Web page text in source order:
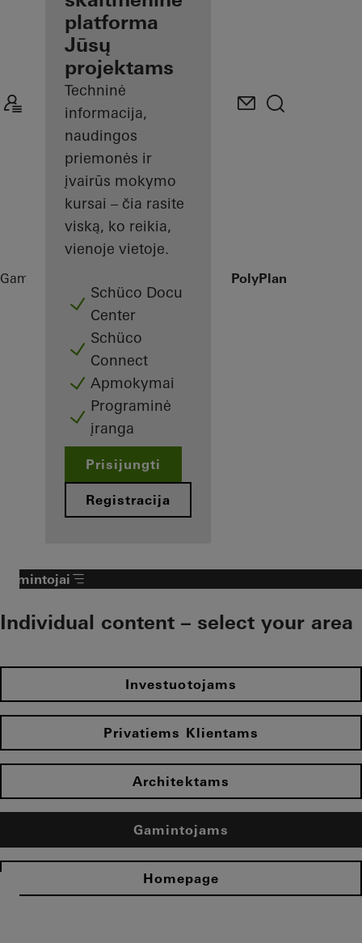
gamintojui
Atraskite
Mano
darbo
vietą
platforma
Jūsų
projektams
Techninė
informacija,
naudingos
priemonės ir
įvairūs mokymo
kursai – čia rasite
viską, ko reikia,
vienoje vietoje.
Schüco Docu
Center
Schüco
Connect
Apmokymai
Programinė
įranga
Prisijungti
Registracija
Gamintojams Schüco PolyPlan
Gamintojai
Individual content – select your area
Investuotojams
Privatiems Klientams
Architektams
Gamintojams
Homepage